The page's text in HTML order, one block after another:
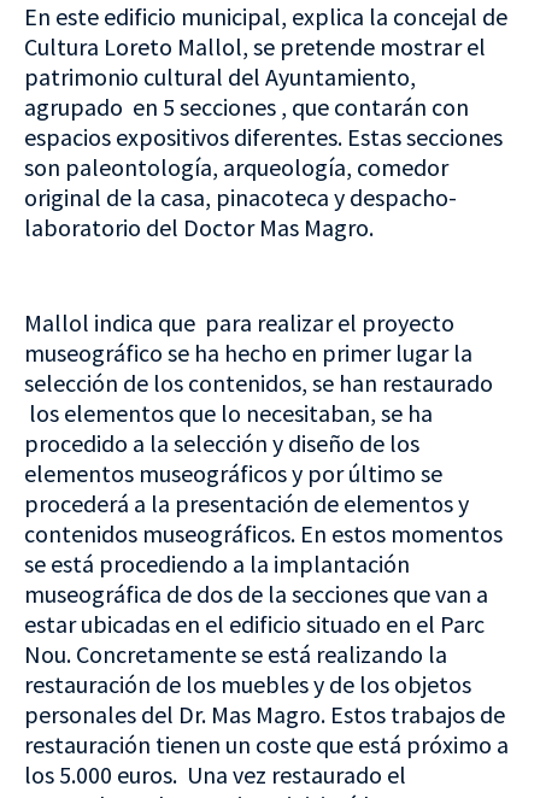
En este edificio municipal, explica la concejal de
Cultura Loreto Mallol, se pretende mostrar el
patrimonio cultural del Ayuntamiento,
agrupado en 5 secciones , que contarán con
espacios expositivos diferentes. Estas secciones
son paleontología, arqueología, comedor
original de la casa, pinacoteca y despacho-
laboratorio del Doctor Mas Magro.
Mallol indica que para realizar el proyecto
museográfico se ha hecho en primer lugar la
selección de los contenidos, se han restaurado
los elementos que lo necesitaban, se ha
procedido a la selección y diseño de los
elementos museográficos y por último se
procederá a la presentación de elementos y
contenidos museográficos. En estos momentos
se está procediendo a la implantación
museográfica de dos de la secciones que van a
estar ubicadas en el edificio situado en el Parc
Nou. Concretamente se está realizando la
restauración de los muebles y de los objetos
personales del Dr. Mas Magro. Estos trabajos de
restauración tienen un coste que está próximo a
los 5.000 euros. Una vez restaurado el